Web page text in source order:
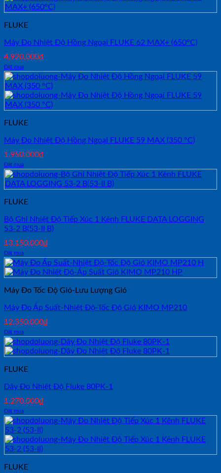
FLUKE
Máy Đo Nhiệt Độ Hồng Ngoại FLUKE 62 MAX+ (650°C)
4,920,000₫
Đặt mua
FLUKE
Máy Đo Nhiệt Độ Hồng Ngoại FLUKE 59 MAX (350 °C)
1,950,000₫
Đặt mua
FLUKE
Bộ Ghi Nhiệt Độ Tiếp Xúc 1 Kênh FLUKE DATA LOGGING
53-2 B(53-II B)
13,150,000₫
Đặt mua
Máy Đo Tốc Độ Gió-Lưu Lượng Gió
Máy Đo Áp Suất-Nhiệt Độ-Tốc Độ Gió KIMO MP210
12,350,000₫
Đặt mua
FLUKE
Dây Đo Nhiệt Độ Fluke 80PK-1
1,270,000₫
Đặt mua
FLUKE